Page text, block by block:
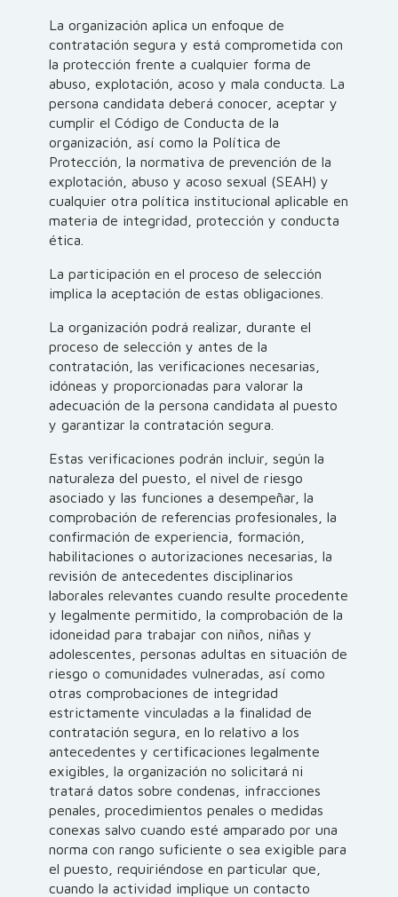
La organización aplica un enfoque de
contratación segura y está comprometida con
la protección frente a cualquier forma de
abuso, explotación, acoso y mala conducta. La
persona candidata deberá conocer, aceptar y
cumplir el Código de Conducta de la
organización, así como la Política de
Protección, la normativa de prevención de la
explotación, abuso y acoso sexual (SEAH) y
cualquier otra política institucional aplicable en
materia de integridad, protección y conducta
ética.
La participación en el proceso de selección
implica la aceptación de estas obligaciones.
La organización podrá realizar, durante el
proceso de selección y antes de la
contratación, las verificaciones necesarias,
idóneas y proporcionadas para valorar la
adecuación de la persona candidata al puesto
y garantizar la contratación segura.
Estas verificaciones podrán incluir, según la
naturaleza del puesto, el nivel de riesgo
asociado y las funciones a desempeñar, la
comprobación de referencias profesionales, la
confirmación de experiencia, formación,
habilitaciones o autorizaciones necesarias, la
revisión de antecedentes disciplinarios
laborales relevantes cuando resulte procedente
y legalmente permitido, la comprobación de la
idoneidad para trabajar con niños, niñas y
adolescentes, personas adultas en situación de
riesgo o comunidades vulneradas, así como
otras comprobaciones de integridad
estrictamente vinculadas a la finalidad de
contratación segura, en lo relativo a los
antecedentes y certificaciones legalmente
exigibles, la organización no solicitará ni
tratará datos sobre condenas, infracciones
penales, procedimientos penales o medidas
conexas salvo cuando esté amparado por una
norma con rango suficiente o sea exigible para
el puesto, requiriéndose en particular que,
cuando la actividad implique un contacto